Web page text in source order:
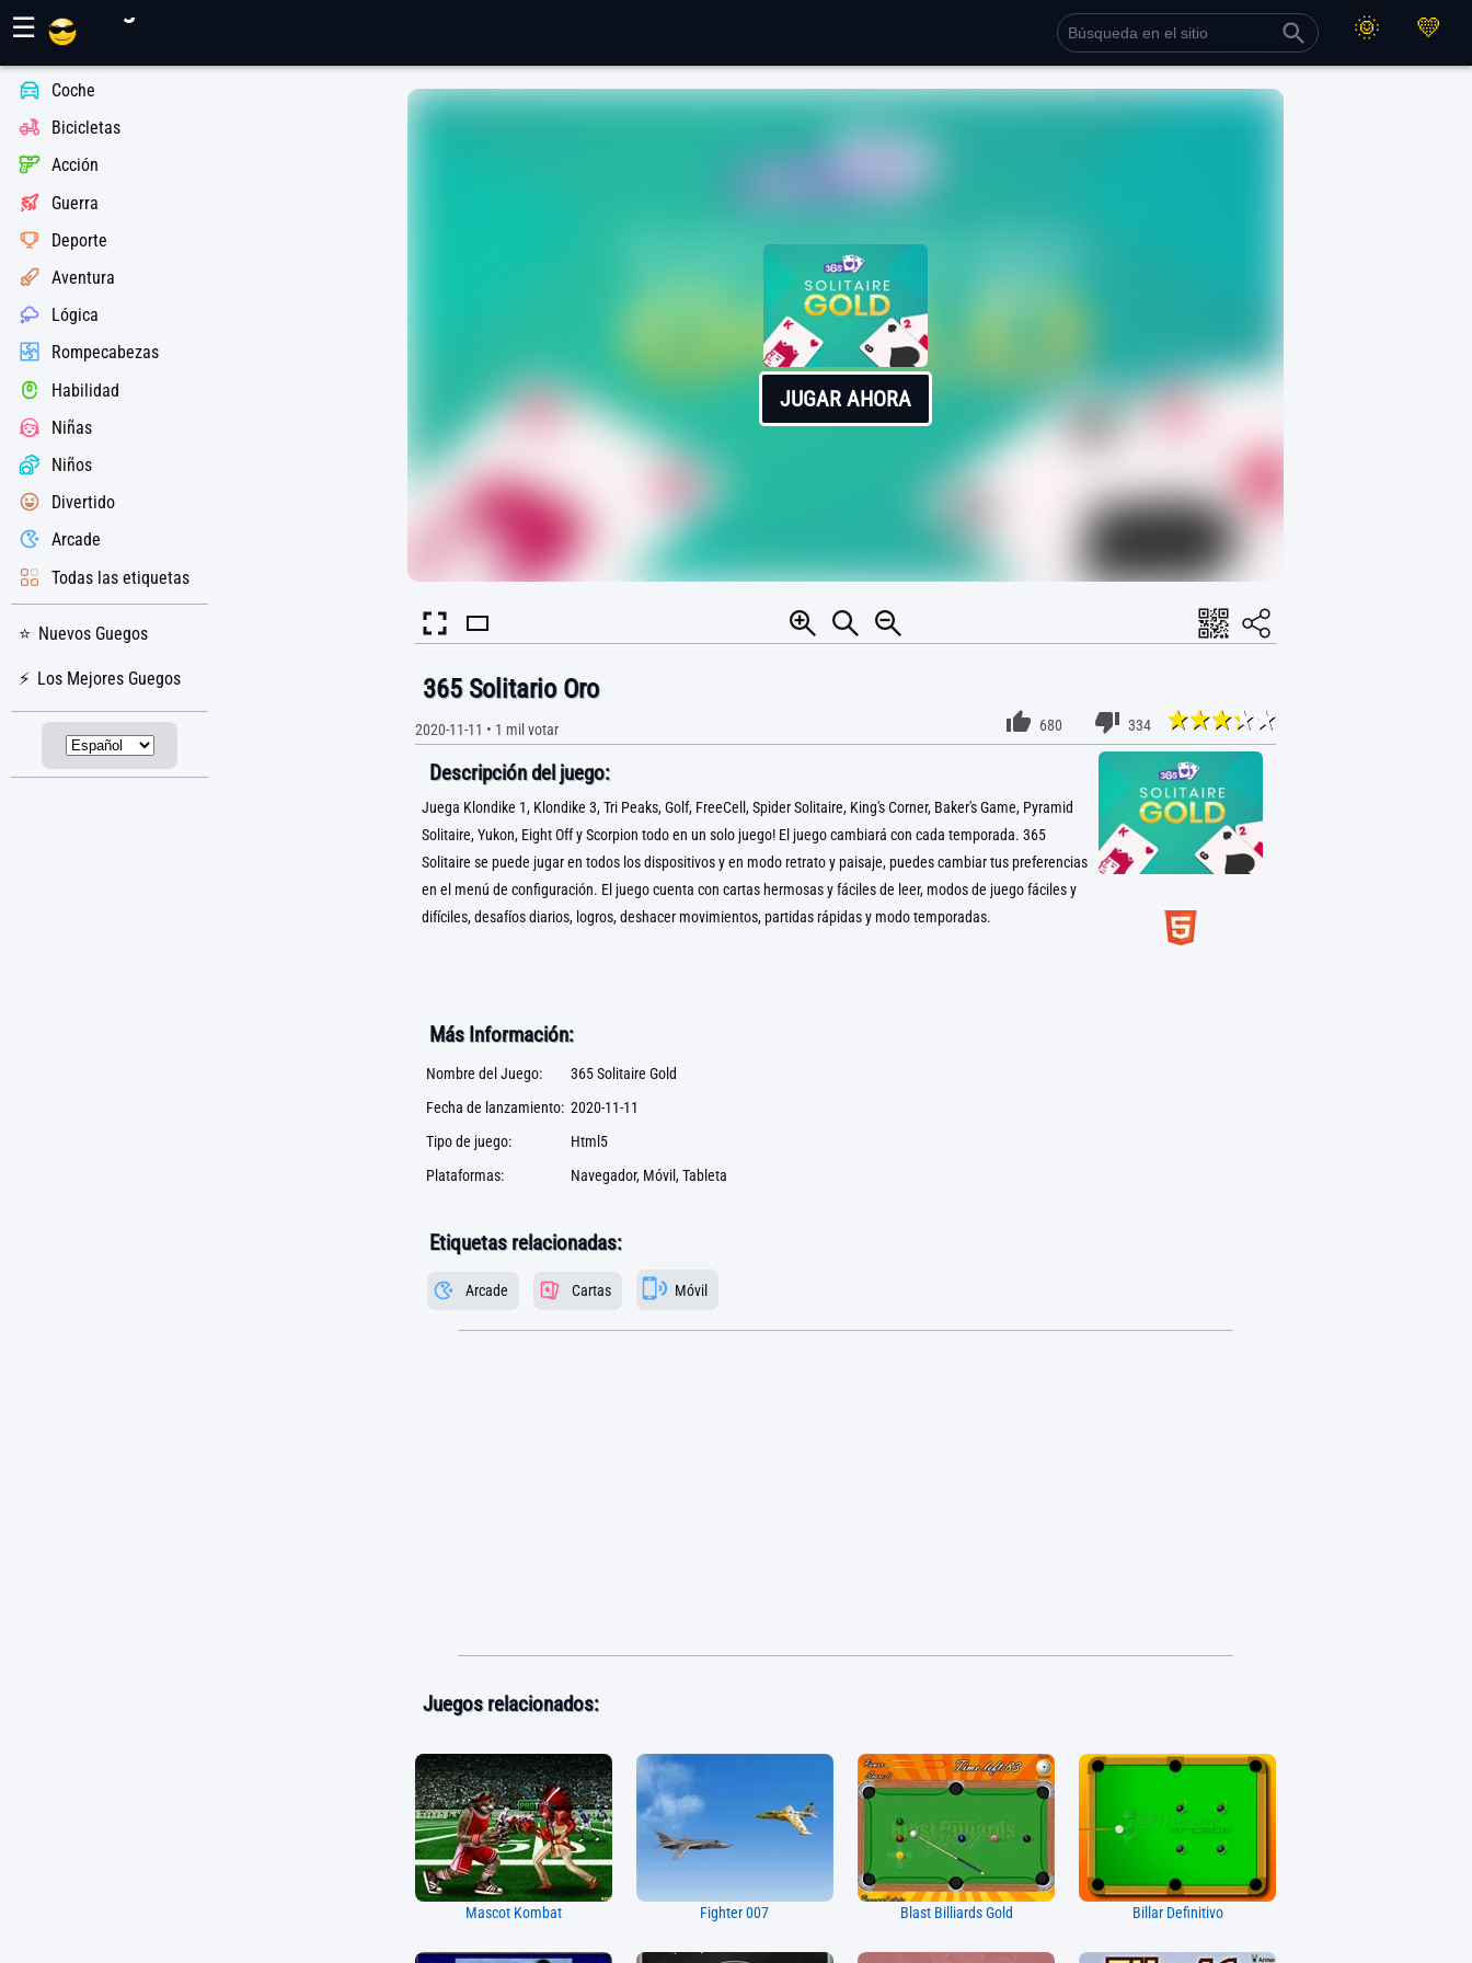
☰
Coche
Bicicletas
Acción
Guerra
Deporte
Aventura
Lógica
Rompecabezas
Habilidad
Niñas
Niños
Divertido
Arcade
Todas las etiquetas
Nuevos Guegos
Los Mejores Guegos
JUGAR AHORA
365 Solitario Oro
2020-11-11 • 1 mil votar 680 334
Descripción del juego:
Juega Klondike 1, Klondike 3, Tri Peaks, Golf, FreeCell, Spider Solitaire, King's Corner, Baker's Game, Pyramid
Solitaire, Yukon, Eight Off y Scorpion todo en un solo juego! El juego cambiará con cada temporada. 365
Solitaire se puede jugar en todos los dispositivos y en modo retrato y paisaje, puedes cambiar tus preferencias
en el menú de configuración. El juego cuenta con cartas hermosas y fáciles de leer, modos de juego fáciles y
difíciles, desafíos diarios, logros, deshacer movimientos, partidas rápidas y modo temporadas.
Más Información:
Nombre del Juego:
365 Solitaire Gold
Fecha de lanzamiento: 2020-11-11
Tipo de juego:
Html5
Plataformas:
Navegador, Móvil, Tableta
Etiquetas relacionadas:
Arcade Cartas Móvil
Juegos relacionados:
Mascot Kombat Fighter 007 Blast Billiards Gold Billar Definitivo